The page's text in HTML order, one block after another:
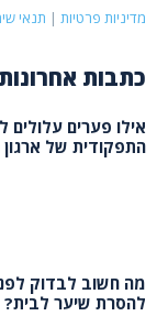
מדיניות פרטיות | תנאי
כתבות אחרונות
אילו פערים עלולים
התפקודית של ארגון
מה חשוב לבדוק
להסרת שיער לבית?